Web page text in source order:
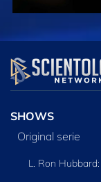
SE
SHOWS
Original serie
L. Ron